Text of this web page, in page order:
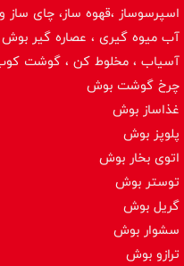
اسپرسوساز ،قهوه ساز، چای
آب میوه گیری ، عصاره گیر بوش
آسیاب ، مخلوط کن ، گوشت
چرخ گوشت بوش
غذاساز بوش
پلوپز بوش
اتوی بخار بوش
توستر بوش
گریل بوش
سشوار بوش
ترازو بوش